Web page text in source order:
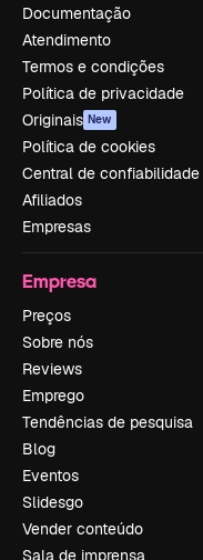
Documentação
Atendimento
Termos e condições
Política de privacidade
Originais New
Política de cookies
Central de confiabilidade
Afiliados
Empresas
Empresa
Preços
Sobre nós
Reviews
Emprego
Tendências de pesquisa
Blog
Eventos
Slidesgo
Vender conteúdo
Sala de imprensa